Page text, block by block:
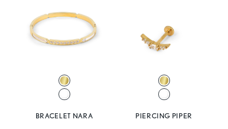
BRACELET NARA PIERCING PIPER